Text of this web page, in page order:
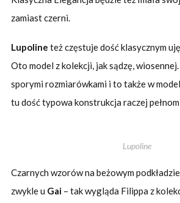
zamiast czerni.
Lupoline też częstuje dość klasycznym
Oto model z kolekcji, jak sądzę,
sporymi rozmiarówkami i to także w
tu dość typowa konstrukcja raczej
Lupoline
Czarnych wzorów na beżowym
zwykle u Gai– tak wygląda Filippa z